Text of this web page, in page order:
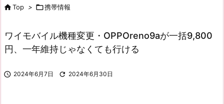
Top > 携帯情報
ワイモバイル機種変更・OPPOreno9aが一括9,800
円、一年維持じゃなくても行ける
 2024年6月7日  2024年6月30日